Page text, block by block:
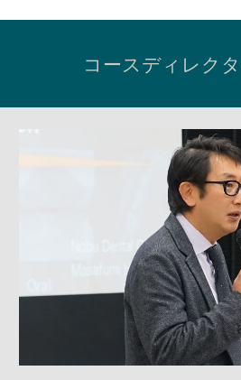
コースディレク